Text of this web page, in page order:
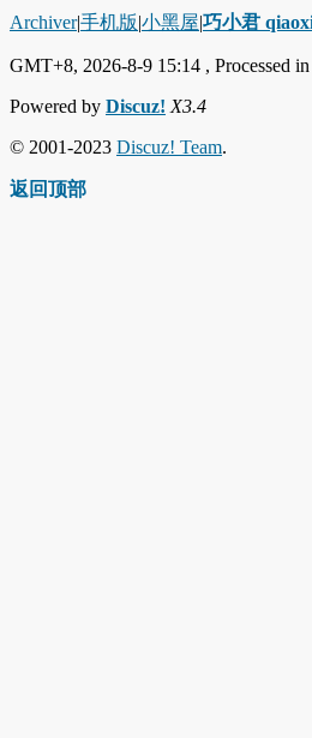
Archiver|手机版|小黑屋|巧小君
GMT+8, 2026-8-9 15:14 , Processed
Powered by Discuz! X3.4
© 2001-2023 Discuz! Team.
返回顶部